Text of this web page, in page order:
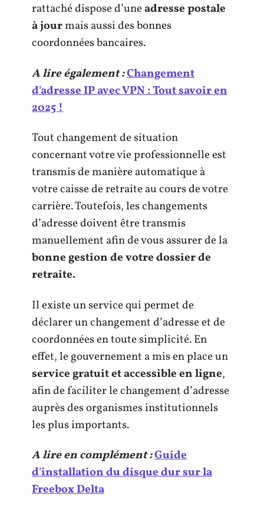
rattaché dispose d’uneadresse postale
à jourmais aussi des bonnes
coordonnées bancaires.
A lire également :Changement
d'adresse IP avec VPN : Tout savoir en
2025 !
Tout changement de situation
concernant votre vie professionnelle est
transmis de manière automatique à
votre caisse de retraite au cours de votre
carrière. Toutefois, les changements
d’adresse doivent être transmis
manuellement afin de vous assurer de la
bonne gestion de votre dossier de
retraite.
Il existe un service qui permet de
déclarer un changement d’adresse et de
coordonnées en toute simplicité. En
effet, le gouvernement a mis en place un
service gratuit et accessible en ligne,
afin de faciliter le changement d’adresse
auprès des organismes institutionnels
les plus importants.
A lire en complément :Guide
d'installation du disque dur sur la
Freebox Delta